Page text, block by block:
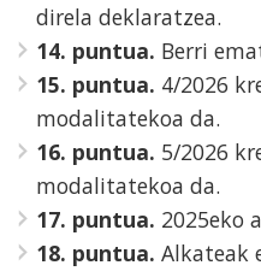
direla deklaratzea.
14. puntua. Berri
15. puntua. 4/2026
modalitatekoa da.
16. puntua. 5/2026
modalitatekoa da.
17. puntua. 2025eko
18. puntua. Alkateak